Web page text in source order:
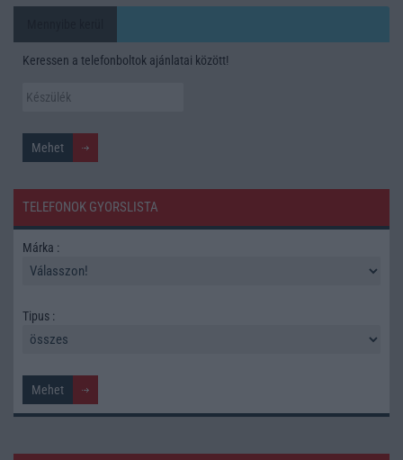
Keressen a telefonboltok ajánlatai között!
TELEFONOK GYORSLISTA
Márka :
Tipus :